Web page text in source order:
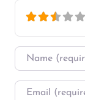
Name
Email